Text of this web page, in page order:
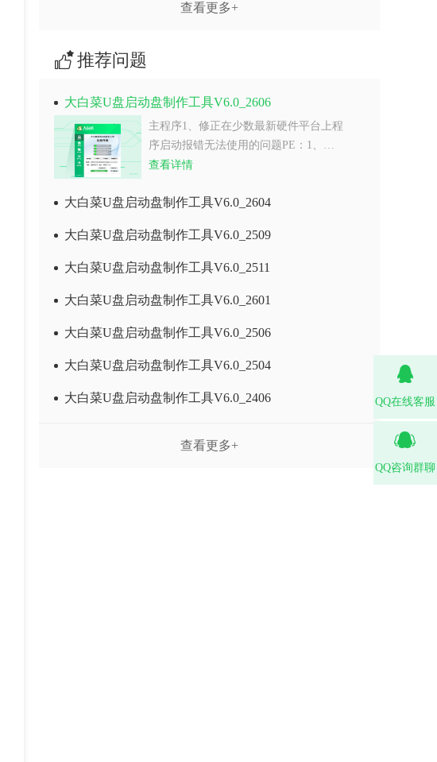
查看更多+
推荐问题
大白菜U盘启动盘制作工具V6.0_2606
主程序1、修正在少数最新硬件平台上程
序启动报错无法使用的问题PE：1、…
查看详情
大白菜U盘启动盘制作工具V6.0_2604
大白菜U盘启动盘制作工具V6.0_2509
大白菜U盘启动盘制作工具V6.0_2511
大白菜U盘启动盘制作工具V6.0_2601
大白菜U盘启动盘制作工具V6.0_2506
大白菜U盘启动盘制作工具V6.0_2504
大白菜U盘启动盘制作工具V6.0_2406
查看更多+
QQ在线客服
QQ咨询群聊